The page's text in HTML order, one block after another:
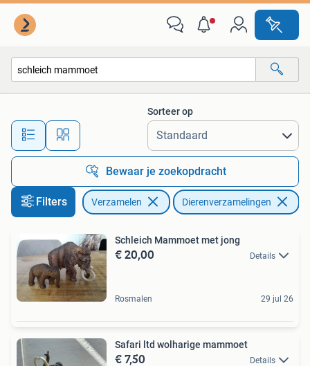
Alle afstanden…
Sorteer op
Bewaar je zoekopdracht
Filters Verzamelen Dierenverzamelingen
Schleich Mammoet met jong
€ 20,00 Details
Rosmalen 29 jul 26
Safari ltd wolharige mammoet
€ 7,50 Details